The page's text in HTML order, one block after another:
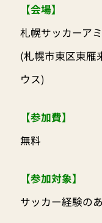
【会場】
札幌サッカーア
(札幌市東区東雁
ウス)
【参加費】
無料
【参加対象】
サッカー経験の